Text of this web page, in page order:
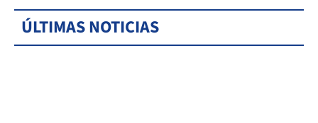
ÚLTIMAS NOTICIAS